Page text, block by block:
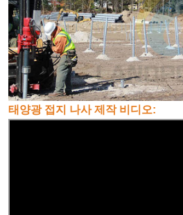
태양광 접지 나사 제작 비디오: